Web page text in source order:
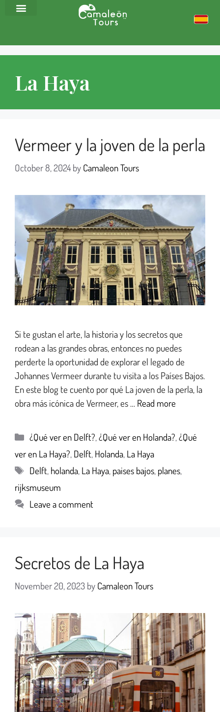
La Haya
Vermeer y la joven de la perla
October 8, 2024 by Camaleon Tours
Si te gustan el arte, la historia y los secretos que
rodean a las grandes obras, entonces no puedes
perderte la oportunidad de explorar el legado de
Johannes Vermeer durante tu visita a los Países Bajos.
En este blog te cuento por qué La joven de la perla, la
obra más icónica de Vermeer, es … Read more
¿Qué ver en Delft?,¿Qué ver en Holanda?,¿Qué
ver en La Haya?, Delft, Holanda, La Haya
Delft, holanda, La Haya, paises bajos, planes,
rijksmuseum
Leave a comment
Secretos de La Haya
November 20, 2023 by Camaleon Tours